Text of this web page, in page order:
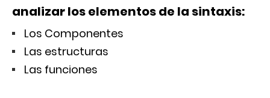
analizar los elementos de la sintaxis:
Los Componentes
Las estructuras
Las funciones